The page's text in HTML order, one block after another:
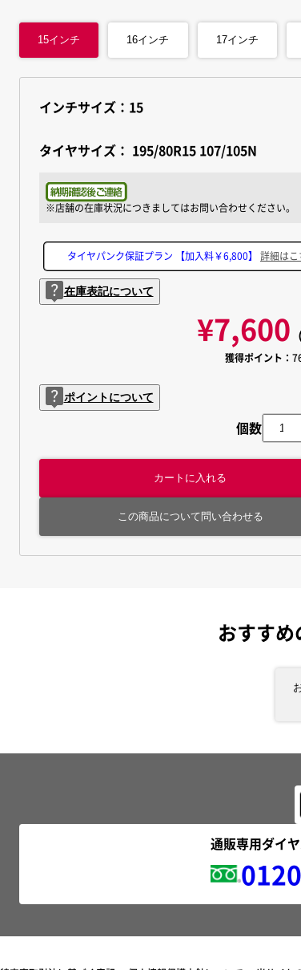
15インチ 16インチ 17インチ
インチサイズ：15
タイヤサイズ： 195/80R15 107/105N
タイヤパンク保証プラン 【加入料￥6,800】 詳細はこ
在庫表記について
¥7,600
獲得ポイント：
ポイントについて
個数
カートに入れる
この商品について問い合わせる
おすす
通販専用ダイ